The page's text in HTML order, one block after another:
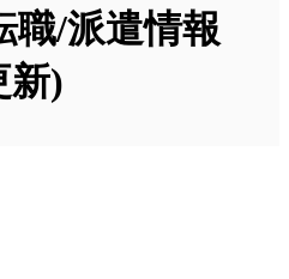
職/派遣情報
新)